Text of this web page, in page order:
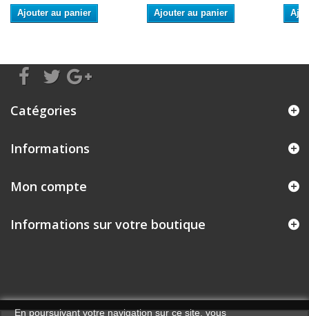
Ajouter au panier Ajouter au panier
Catégories
Informations
Mon compte
Informations sur votre boutique
En poursuivant votre navigation sur ce site, vous